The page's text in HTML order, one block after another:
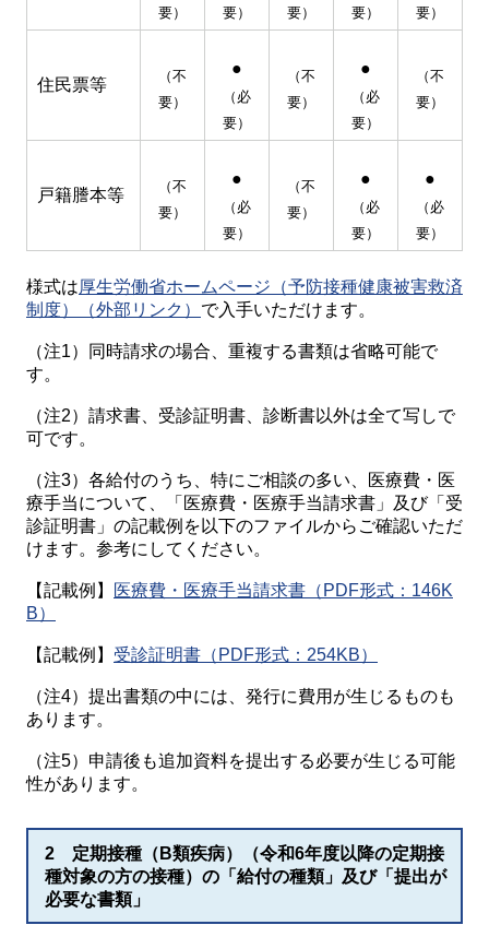
要）
要）
要）
要）
要）
住民票等
（不
要）
●
（必
要）
（不
要）
●
（必
要）
（不
要）
戸籍謄本等
（不
要）
●
（必
要）
（不
要）
●
（必
要）
●
（必
要）
様式は厚生労働省ホームページ（予防接種健康被害救済
制度）（外部リンク） で入手いただけます。
（注1）同時請求の場合、重複する書類は省略可能で
す。
（注2）請求書、受診証明書、診断書以外は全て写しで
可です。
（注3）各給付のうち、特にご相談の多い、医療費・医
療手当について、「医療費・医療手当請求書」及び「受
診証明書」の記載例を以下のファイルからご確認いただ
けます。参考にしてください。
【記載例】
医療費・医療手当請求書（PDF形式：146K
B）
【記載例】 受診証明書（PDF形式：254KB）
（注4）提出書類の中には、発行に費用が生じるものも
あります。
（注5）申請後も追加資料を提出する必要が生じる可能
性があります。
2 定期接種（B類疾病）（令和6年度以降の定期接
種対象の方の接種）の「給付の種類」及び「提出が
必要な書類」